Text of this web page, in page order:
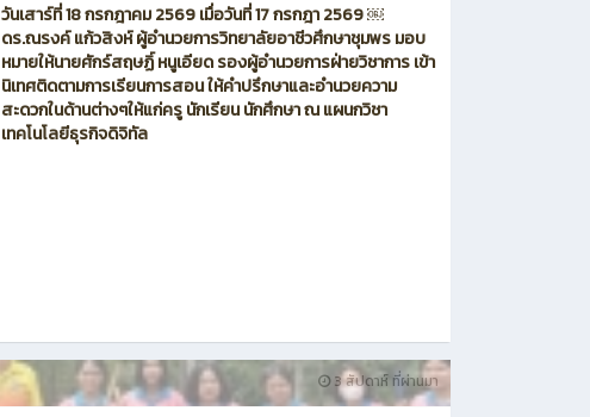
วันเสาร์ที่ 18 กรกฎาคม 2569 เมื่อวันที่ 17 กรกฎา 2569 ￼
ดร.ณรงค์ แก้วสิงห์ ผู้อำนวยการวิทยาลัยอาชีวศึกษาชุมพร มอบ
หมายให้นายศักร์สฤษฏิ์ หนูเอียด รองผู้อำนวยการฝ่ายวิชาการ เข้า
นิเทศติดตามการเรียนการสอน ให้คำปรึกษาและอำนวยความ
สะดวกในด้านต่างๆให้แก่ครู นักเรียน นักศึกษา ณ แผนกวิชา
เทคโนโลยีธุรกิจดิจิทัล
3 สัปดาห์ ที่ผ่านมา